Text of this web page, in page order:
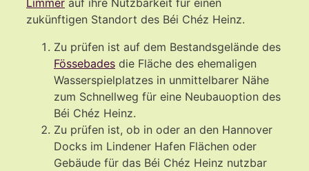
Limmer auf ihre Nutzbarkeit für einen
zukünftigen Standort des Béi Chéz Heinz.
Zu prüfen ist auf dem Bestandsgelände des
Fössebades die Fläche des ehemaligen
Wasserspielplatzes in unmittelbarer Nähe
zum Schnellweg für eine Neubauoption des
Béi Chéz Heinz.
Zu prüfen ist, ob in oder an den Hannover
Docks im Lindener Hafen Flächen oder
Gebäude für das Béi Chéz Heinz nutzbar